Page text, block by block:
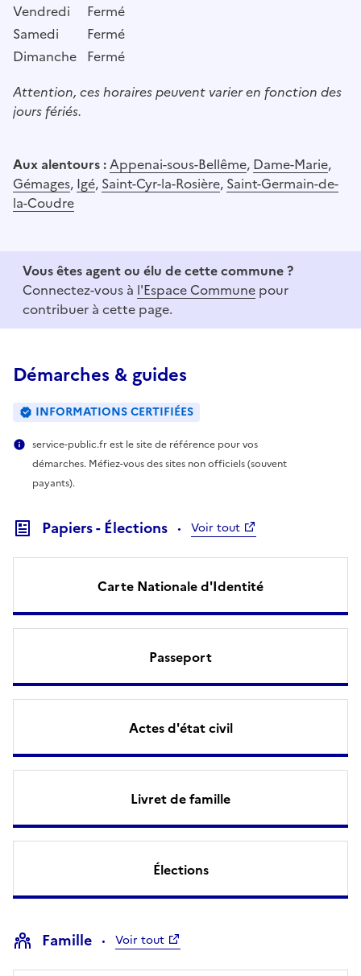
Vendredi
Fermé
Samedi
Fermé
Dimanche Fermé
Attention, ces horaires peuvent varier en fonction des
jours fériés.
Aux alentours :Appenai-sous-Bellême, Dame-Marie,
Gémages, Igé, Saint-Cyr-la-Rosière, Saint-Germain-de-
la-Coudre
Vous êtes agent ou élu de cette commune ?
Connectez-vous à l'Espace Commune pour
contribuer à cette page.
Démarches & guides
INFORMATIONS CERTIFIÉES
service-public.fr est le site de référence pour vos
démarches. Méfiez-vous des sites non officiels (souvent
payants).
Papiers - Élections Voir tout
Carte Nationale d'Identité
Passeport
Actes d'état civil
Livret de famille
Élections
Famille Voir tout